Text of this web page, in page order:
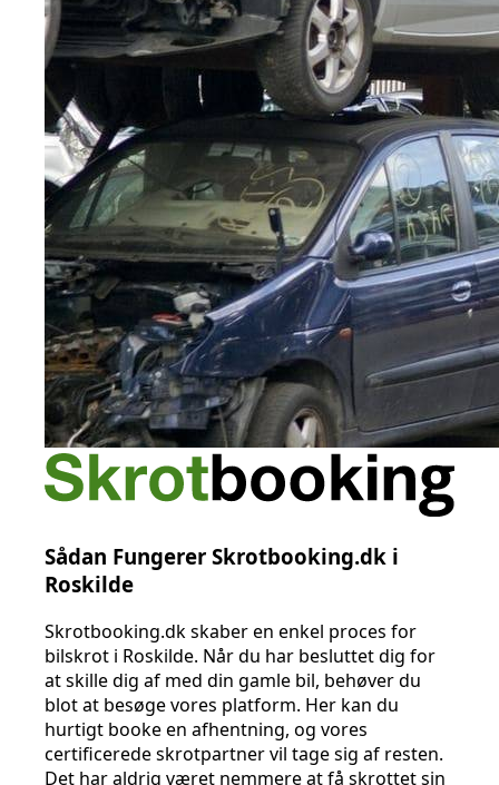
Sådan Fungerer Skrotbooking.dk i
Roskilde
Skrotbooking.dk skaber en enkel proces for
bilskrot i Roskilde. Når du har besluttet dig for
at skille dig af med din gamle bil, behøver du
blot at besøge vores platform. Her kan du
hurtigt booke en afhentning, og vores
certificerede skrotpartner vil tage sig af resten.
Det har aldrig været nemmere at få skrottet sin